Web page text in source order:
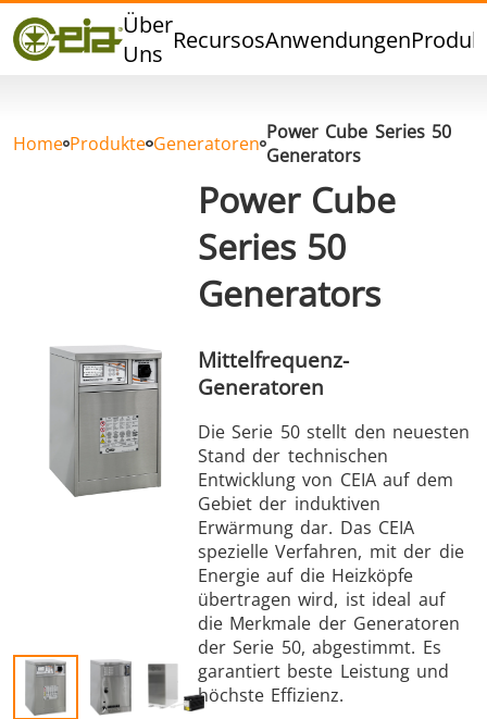
Über
Uns RecursosAnwendungen
Qualität
Händler
FAQ
Weichlöten
Aluminumlöten Verschlussversiegelung
Schrumpfverbindung
Home Produkte Generatoren Power Cube Series 50
Generators
Power Cube
Series 50
Generators
Mittelfrequenz-
Generatoren
Die Serie 50 stellt den neuesten
Stand der technischen
Entwicklung von CEIA auf dem
Gebiet der induktiven
Erwärmung dar. Das CEIA
spezielle Verfahren, mit der die
Energie auf die Heizköpfe
übertragen wird, ist ideal auf
die Merkmale der Generatoren
der Serie 50, abgestimmt. Es
garantiert beste Leistung und
höchste Effizienz.